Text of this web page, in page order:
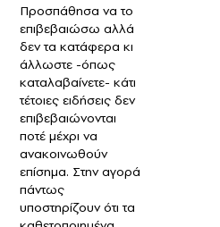
Προσπάθησα να το
επιβεβαιώσω αλλά
δεν τα κατάφερα κι
άλλωστε -όπως
καταλαβαίνετε- κάτι
τέτοιες ειδήσεις δεν
επιβεβαιώνονται
ποτέ μέχρι να
ανακοινωθούν
επίσημα. Στην αγορά
πάντως
υποστηρίζουν ότι τα